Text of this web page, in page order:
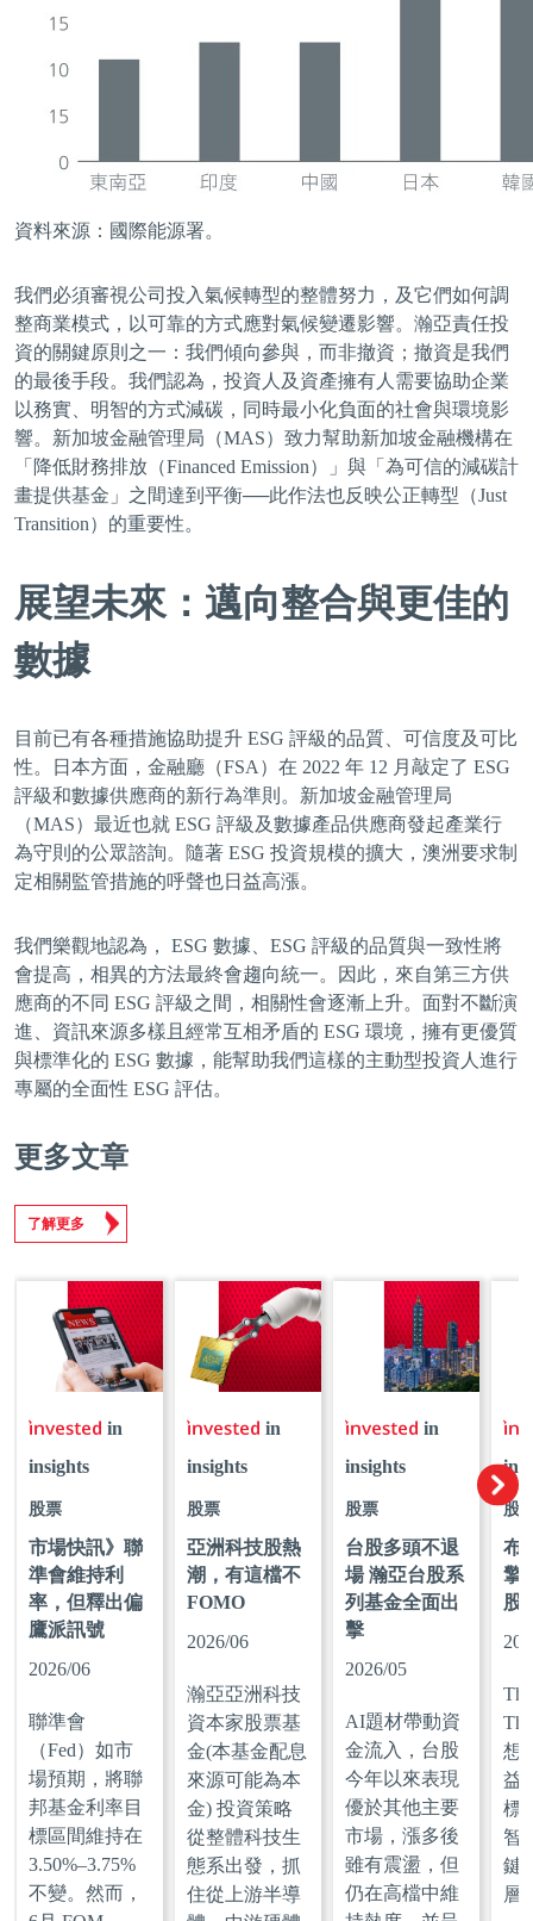
資料來源：國際能源署。
我們必須審視公司投入氣候轉型的整體努力，及它們如何調
整商業模式，以可靠的方式應對氣候變遷影響。瀚亞責任投
資的關鍵原則之一：我們傾向參與，而非撤資；撤資是我們
的最後手段。我們認為，投資人及資產擁有人需要協助企業
以務實、明智的方式減碳，同時最小化負面的社會與環境影
響。新加坡金融管理局（MAS）致力幫助新加坡金融機構在
「降低財務排放（Financed Emission）」與「為可信的減碳計
畫提供基金」之間達到平衡──此作法也反映公正轉型（Just
Transition）的重要性。
展望未來：邁向整合與更佳的
數據
目前已有各種措施協助提升 ESG 評級的品質、可信度及可比
性。日本方面，金融廳（FSA）在 2022 年 12 月敲定了 ESG
評級和數據供應商的新行為準則。新加坡金融管理局
（MAS）最近也就 ESG 評級及數據產品供應商發起產業行
為守則的公眾諮詢。隨著 ESG 投資規模的擴大，澳洲要求制
定相關監管措施的呼聲也日益高漲。
我們樂觀地認為， ESG 數據、ESG 評級的品質與一致性將
會提高，相異的方法最終會趨向統一。因此，來自第三方供
應商的不同 ESG 評級之間，相關性會逐漸上升。面對不斷演
進、資訊來源多樣且經常互相矛盾的 ESG 環境，擁有更優質
與標準化的 ESG 數據，能幫助我們這樣的主動型投資人進行
專屬的全面性 ESG 評估。
更多文章
了解更多
in
insights
股票
市場快訊》聯
準會維持利
率，但釋出偏
鷹派訊號
2026/06
聯準會
（Fed）如市
場預期，將聯
邦基金利率目
標區間維持在
3.50%–3.75%
不變。然而，
in
insights
股票
亞洲科技股熱
潮，有這檔不
FOMO
2026/06
瀚亞亞洲科技
資本家股票基
金(本基金配息
來源可能為本
金) 投資策略
從整體科技生
態系出發，抓
住從上游半導
in
insights
股票
台股多頭不退
場 瀚亞台股系
列基金全面出
擊
2026/05
AI題材帶動資
金流入，台股
今年以來表現
優於其他主要
市場，漲多後
雖有震盪，但
仍在高檔中維
股
布
擎
股
想
益
標
智
鍵
層